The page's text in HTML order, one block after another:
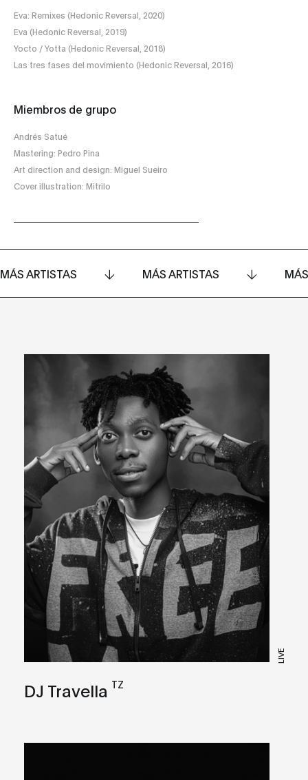
Eva: Remixes (Hedonic Reversal, 2020)
Eva (Hedonic Reversal, 2019)
Yocto / Yotta (Hedonic Reversal, 2018)
Las tres fases del movimiento (Hedonic Reversal, 2016)
Miembros de grupo
Andrés Satué
Mastering: Pedro Pina
Art direction and design: Miguel Sueiro
Cover illustration: Mitrilo
MÁS ARTISTAS MÁS ARTISTAS
LIVE
DJ Travella TZ